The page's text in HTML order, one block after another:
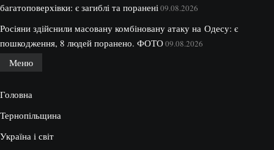
багатоповерхівки: є загиблі та поранені 09.08.2026
Росіяни здійснили масовану комбіновану атаку на Одесу: є
пошкодження, 8 людей поранено. ФОТО09.08.2026
Меню
Головна
Тернопільщина
Україна і світ